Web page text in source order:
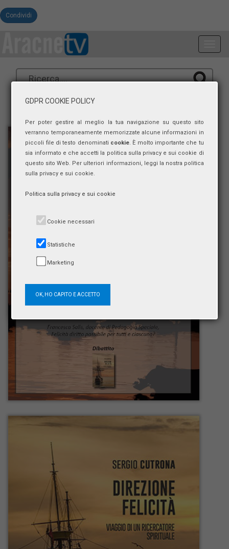
Condividi
GDPR COOKIE POLICY
Per poter gestire al meglio la tua navigazione su questo sito
verranno temporaneamente memorizzate alcune informazioni in
piccoli file di testo denominati cookie. È molto importante che tu
sia informato e che accetti la politica sulla privacy e sui cookie di
questo sito Web. Per ulteriori informazioni, leggi la nostra politica
sulla privacy e sui cookie.
Politica sulla privacy e sui cookie
Cookie necessari
Statistiche
Marketing
OK, HO CAPITO E ACCETTO